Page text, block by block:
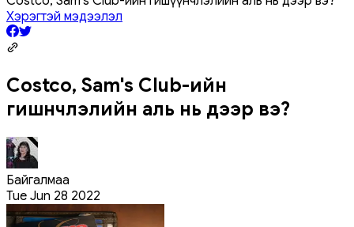
Хэрэгтэй мэдээлэл
Costco, Sam's Club-ийн
гишүүнчлэлийн аль нь дээр вэ?
Байгалмаа
Tue Jun 28 2022